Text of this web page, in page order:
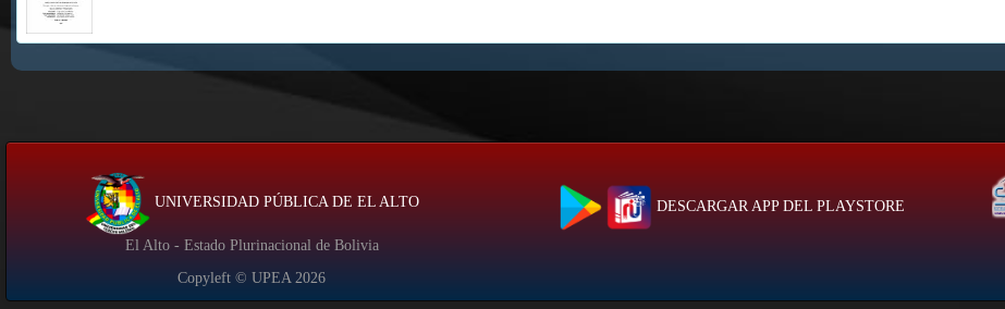
UNIVERSIDAD PÚBLICA DE EL ALTO
El Alto - Estado Plurinacional de Bolivia
Copyleft © UPEA2026
DESCARGAR APP DEL PLAYSTORE